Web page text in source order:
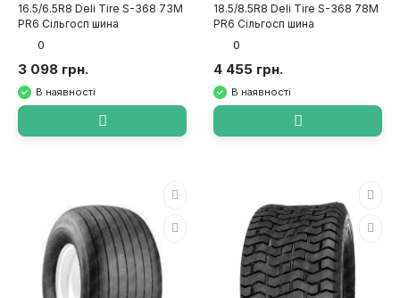
16.5/6.5R8 Deli Tire S-368 73M
PR6 Сільгосп шина
0
3 098 грн.
В наявності
18.5/8.5R8 Deli Tire S-368 78M
PR6 Сільгосп шина
0
4 455 грн.
В наявності